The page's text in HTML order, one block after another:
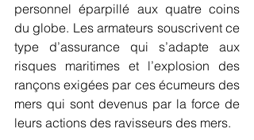
personnel éparpillé aux quatre coins
du globe. Les armateurs souscrivent ce
type d’assurance qui s’adapte aux
risques maritimes et l’explosion des
rançons exigées par ces écumeurs des
mers qui sont devenus par la force de
leurs actions des ravisseurs des mers.